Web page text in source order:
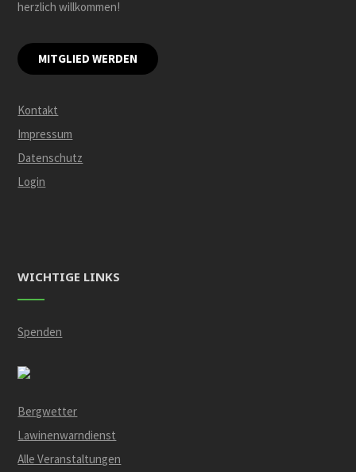
herzlich willkommen!
MITGLIED WERDEN
Kontakt
Impressum
Datenschutz
Login
WICHTIGE LINKS
Spenden
Bergwetter
Lawinenwarndienst
Alle Veranstaltungen